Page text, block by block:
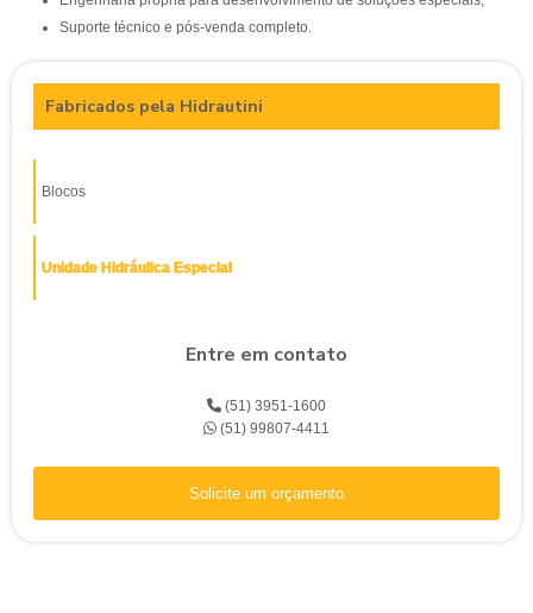
Suporte técnico e pós-venda completo.
Fabricados pela Hidrautini
Blocos
Unidade Hidráulica Especial
Entre em contato
(51) 3951-1600
(51) 99807-4411
Solicite um orçamento